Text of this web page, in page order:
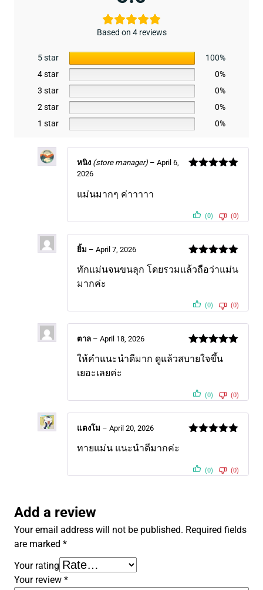
Based on 4 reviews
5 star
100%
4 star
0%
3 star
0%
2 star
0%
1 star
0%
หนิง (store manager) – April 6,
2026
แม่นมากๆ ค่าาาาา
(0) (0)
Rated
of 5
ยิ้ม – April 7, 2026
ทักแม่นจนขนลุก โดยรวมแล้วถือว่าแม่น
มากค่ะ
(0) (0)
Rated5
of 5
ตาล – April 18, 2026
ให้คำแนะนำดีมาก ดูแล้วสบายใจขึ้น
เยอะเลยค่ะ
(0) (0)
แตงโม – April 20, 2026
ทายแม่น แนะนำดีมากค่ะ
(0) (0)
Add a review
Your email address will not be published. Required fields
are marked *
Your rating
Your review *